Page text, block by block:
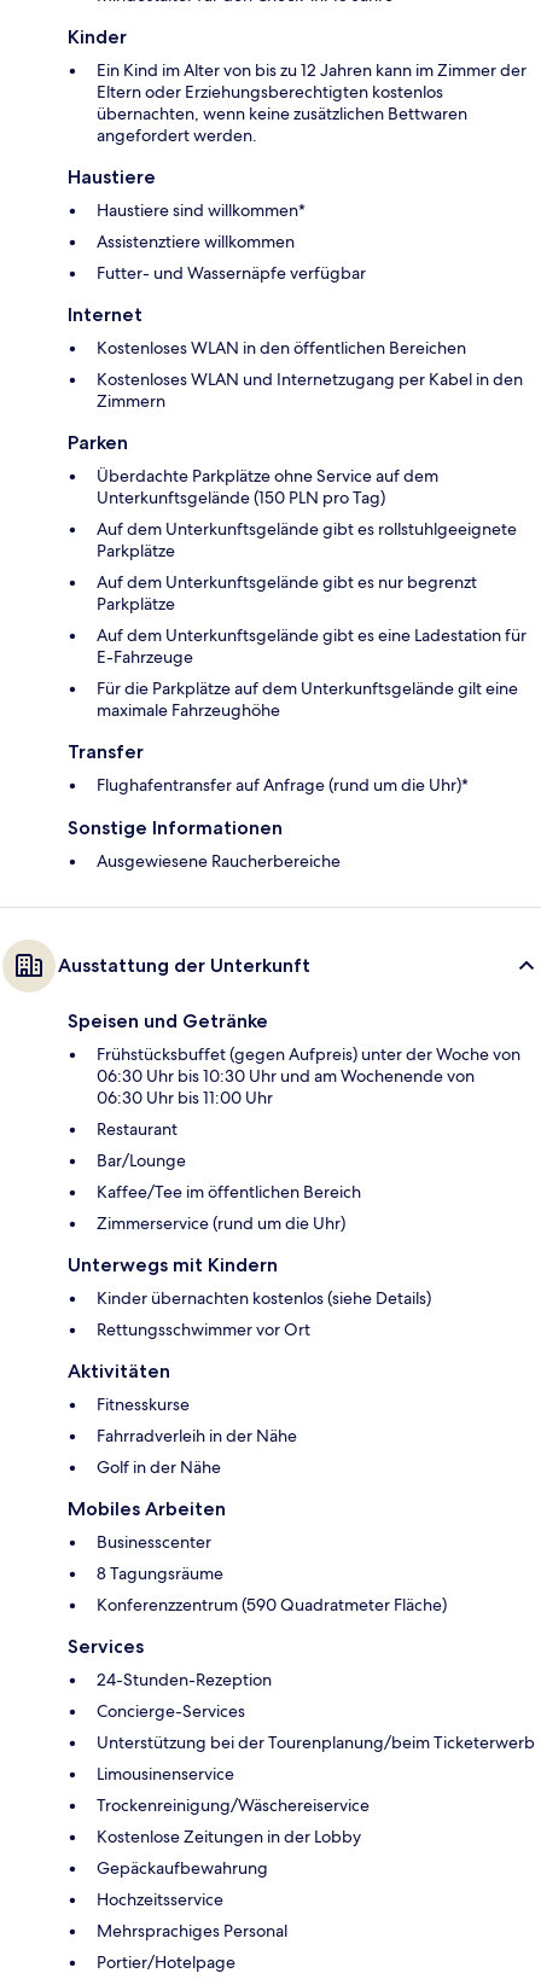
Kinder
Ein Kind im Alter von bis zu 12 Jahren kann im Zimmer der
Eltern oder Erziehungsberechtigten kostenlos
übernachten, wenn keine zusätzlichen Bettwaren
angefordert werden.
Haustiere
Haustiere sind willkommen*
Assistenztiere willkommen
Futter- und Wassernäpfe verfügbar
Internet
Kostenloses WLAN in den öffentlichen Bereichen
Kostenloses WLAN und Internetzugang per Kabel in den
Zimmern
Parken
Überdachte Parkplätze ohne Service auf dem
Unterkunftsgelände (150 PLN pro Tag)
Auf dem Unterkunftsgelände gibt es rollstuhlgeeignete
Parkplätze
Auf dem Unterkunftsgelände gibt es nur begrenzt
Parkplätze
Auf dem Unterkunftsgelände gibt es eine Ladestation für
E-Fahrzeuge
Für die Parkplätze auf dem Unterkunftsgelände gilt eine
maximale Fahrzeughöhe
Transfer
Flughafentransfer auf Anfrage (rund um die Uhr)*
Sonstige Informationen
Ausgewiesene Raucherbereiche
Ausstattung der Unterkunft
Speisen und Getränke
Frühstücksbuffet (gegen Aufpreis) unter der Woche von
06:30 Uhr bis 10:30 Uhr und am Wochenende von
06:30 Uhr bis 11:00 Uhr
Restaurant
Bar/Lounge
Kaffee/Tee im öffentlichen Bereich
Zimmerservice (rund um die Uhr)
Unterwegs mit Kindern
Kinder übernachten kostenlos (siehe Details)
Rettungsschwimmer vor Ort
Aktivitäten
Fitnesskurse
Fahrradverleih in der Nähe
Golf in der Nähe
Mobiles Arbeiten
Businesscenter
8 Tagungsräume
Konferenzzentrum (590 Quadratmeter Fläche)
Services
24-Stunden-Rezeption
Concierge-Services
Unterstützung bei der Tourenplanung/beim Ticketerwerb
Limousinenservice
Trockenreinigung/Wäschereiservice
Kostenlose Zeitungen in der Lobby
Gepäckaufbewahrung
Hochzeitsservice
Mehrsprachiges Personal
Portier/Hotelpage